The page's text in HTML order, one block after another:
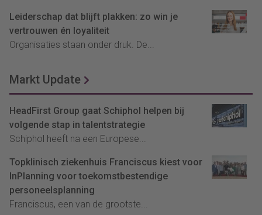
Leiderschap dat blijft plakken: zo win je
vertrouwen én loyaliteit
Organisaties staan onder druk. De...
Markt Update
HeadFirst Group gaat Schiphol helpen bij
volgende stap in talentstrategie
Schiphol heeft na een Europese...
Topklinisch ziekenhuis Franciscus kiest voor
InPlanning voor toekomstbestendige
personeelsplanning
Franciscus, een van de grootste...